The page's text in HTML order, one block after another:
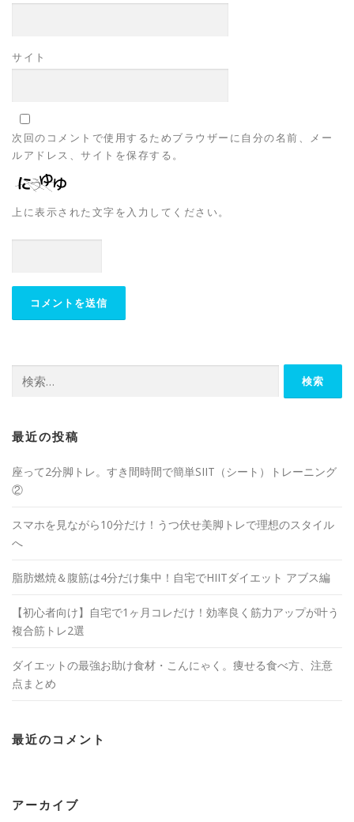
サイト
次回のコメントで使用するためブラウザーに自分の名前、メー
ルアドレス、サイトを保存する。
上に表示された文字を入力してください。
最近の投稿
座って2分脚トレ。すき間時間で簡単SIIT（シート）トレーニング
②
スマホを見ながら10分だけ！うつ伏せ美脚トレで理想のスタイル
へ
脂肪燃焼＆腹筋は4分だけ集中！自宅でHIITダイエット アブス編
【初心者向け】自宅で1ヶ月コレだけ！効率良く筋力アップが叶う
複合筋トレ2選
ダイエットの最強お助け食材・こんにゃく。痩せる食べ方、注意
点まとめ
最近のコメント
アーカイブ